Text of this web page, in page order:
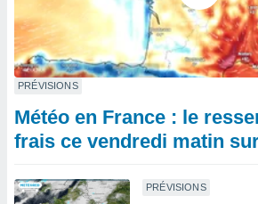
PRÉVISIONS
Météo en France : le
frais ce vendredi matin
PRÉVISIONS